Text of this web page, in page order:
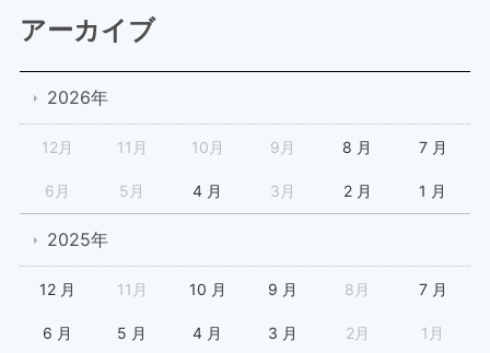
アーカイブ
2026年
12月 11月 10月 9月 8 月 7 月
6月 5月 4 月 3月 2 月 1 月
2025年
12 月 11月 10 月 9 月 8月 7 月
6 月 5 月 4 月 3 月 2月 1月